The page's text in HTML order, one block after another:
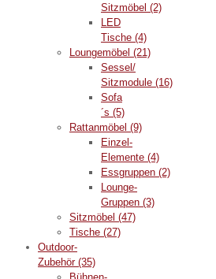
Sitzmöbel (2)
LED
Tische (4)
Loungemöbel (21)
Sessel/
Sitzmodule (16)
Sofa
´s (5)
Rattanmöbel (9)
Einzel-
Elemente (4)
Essgruppen (2)
Lounge-
Gruppen (3)
Sitzmöbel (47)
Tische (27)
Outdoor-
Zubehör (35)